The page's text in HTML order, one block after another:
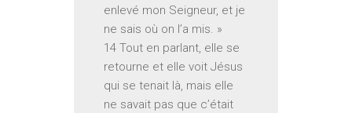
enlevé mon Seigneur, et je
ne sais où on l’a mis. »
14 Tout en parlant, elle se
retourne et elle voit Jésus
qui se tenait là, mais elle
ne savait pas que c’était